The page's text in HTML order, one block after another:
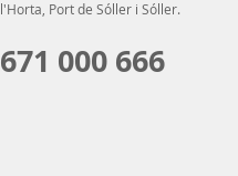
l'Horta, Port de Sóller i Sóller.
671 000 666